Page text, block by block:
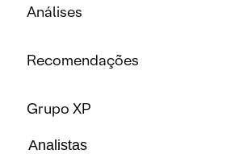
Análises
Recomendações
Grupo XP
Analistas